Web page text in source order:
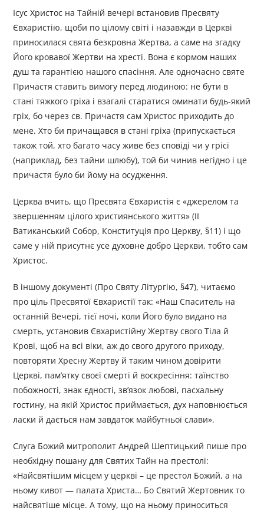
Ісус Христос на Тайній вечері встановив Пресвяту
Євхаристію, щоби по цілому світі і назавжди в Церкві
приносилася свята безкровна Жертва, а саме на згадку
Його кровавої Жертви на хресті. Вона є кормом наших
душ та гарантією нашого спасіння. Але одночасно святе
Причастя ставить вимогу перед людиною: не бути в
стані тяжкого гріха і взагалі старатися оминати будь-який
гріх, бо через св. Причастя сам Христос приходить до
мене. Хто би причащався в стані гріха (припускається
також той, хто багато часу живе без сповіді чи у грісі
(наприклад, без тайни шлюбу), той би чинив негідно і це
причастя було би йому на осудження.
Церква вчить, що Пресвята Євхаристія є «джерелом та
звершенням цілого християнського життя» (ІІ
Ватиканський Собор, Конституція про Церкву, §11) і що
саме у ній присутнє усе духовне добро Церкви, тобто сам
Христос.
В іншому документі (Про Святу Літургію, §47), читаємо
про ціль Пресвятої Євхаристії так: «Наш Спаситель на
останній Вечері, тієї ночі, коли Його було видано на
смерть, установив Євхаристійну Жертву свого Тіла й
Крові, щоб на всі віки, аж до свого другого приходу,
повторяти Хресну Жертву й таким чином довірити
Церкві, пам’ятку своєї смерті й воскресіння: таїнство
побожності, знак єдності, зв’язок любові, пасхальну
гостину, на якій Христос приймається, дух наповнюється
ласки й дається нам завдаток майбутньої слави».
Слуга Божий митрополит Андрей Шептицький пише про
необхідну пошану для Святих Тайн на престолі:
«Найсвятішим місцем у церкві – це престол Божий, а на
ньому кивот — палата Христа… Бо Святий Жертовник то
найсвятіше місце. А тому, що на ньому приноситься